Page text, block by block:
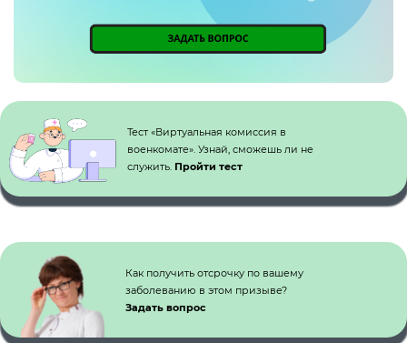
Тест «Виртуальная комиссия в
военкомате». Узнай, сможешь ли не
служить. Пройти тест
Как получить отсрочку по вашему
заболеванию в этом призыве?
Задать вопрос